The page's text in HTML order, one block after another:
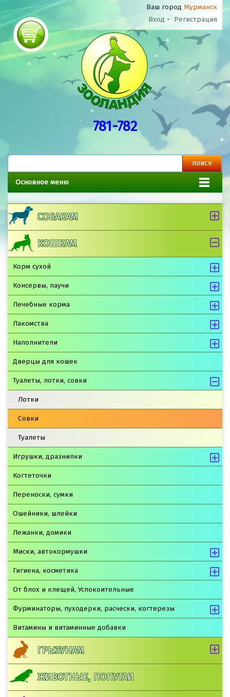
Ваш город Мурманск
Вход - Регистрация
781-782
Основное меню
СОБАКАМ
КОШКАМ
Корм сухой
Консервы, паучи
Лечебные корма
Лакомства
Наполнители
Дверцы для кошек
Туалеты, лотки, совки
Лотки
Совки
Туалеты
Игрушки, дразнилки
Когтеточки
Переноски, сумки
Ошейники, шлейки
Лежанки, домики
Миски, автокормушки
Гигиена, косметика
От блох и клещей, Успокоительные
Фурминаторы, пуходерки, расчески, когтерезы
Витамины и витаминные добавки
ГРЫЗУНАМ
ЖИВОТНЫЕ, ПОПУГАИ